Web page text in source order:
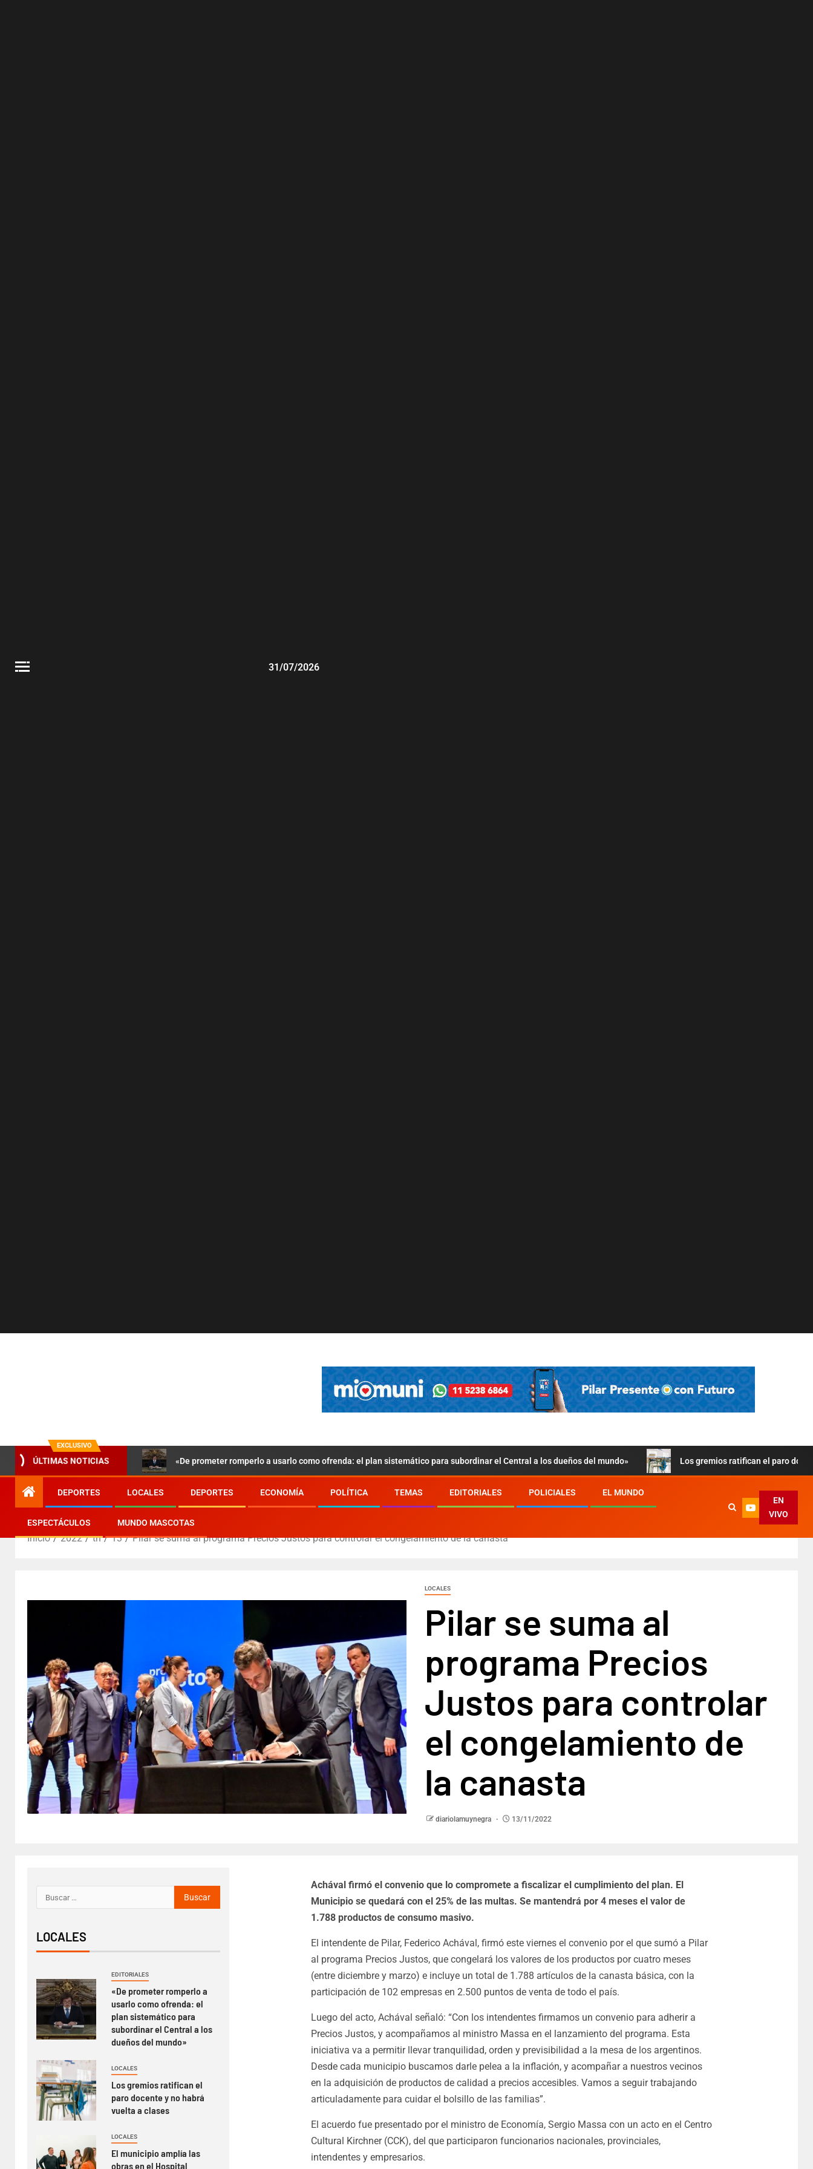
31/07/2026
EXCLUSIVO
ÚLTIMAS NOTICIAS «De prometer romperlo a usarlo como ofrenda: el plan sistemático para subordinar el Central a los dueños del mundo» Los gremios ratifican el paro
DEPORTES LOCALES DEPORTES ECONOMÍA POLÍTICA TEMAS EDITORIALES POLICIALES EL MUNDO
ESPECTÁCULOS MUNDO MASCOTAS
EN
VIVO
Inicio 2022 th 13 Pilar se suma al programa Precios Justos para controlar el congelamiento de la canasta
LOCALES
Pilar se suma al
programa Precios
Justos para controlar
el congelamiento de
la canasta
diariolamuynegra 13/11/2022
Achával firmó el convenio que lo compromete a fiscalizar el cumplimiento del plan. El
Municipio se quedará con el 25% de las multas. Se mantendrá por 4 meses el valor de
1.788 productos de consumo masivo.
El intendente de Pilar, Federico Achával, firmó este viernes el convenio por el que sumó a Pilar
al programa Precios Justos, que congelará los valores de los productos por cuatro meses
(entre diciembre y marzo) e incluye un total de 1.788 artículos de la canasta básica, con la
participación de 102 empresas en 2.500 puntos de venta de todo el país.
Luego del acto, Achával señaló: “Con los intendentes firmamos un convenio para adherir a
Precios Justos, y acompañamos al ministro Massa en el lanzamiento del programa. Esta
iniciativa va a permitir llevar tranquilidad, orden y previsibilidad a la mesa de los argentinos.
Desde cada municipio buscamos darle pelea a la inflación, y acompañar a nuestros vecinos
en la adquisición de productos de calidad a precios accesibles. Vamos a seguir trabajando
articuladamente para cuidar el bolsillo de las familias”.
El acuerdo fue presentado por el ministro de Economía, Sergio Massa con un acto en el Centro
Cultural Kirchner (CCK), del que participaron funcionarios nacionales, provinciales,
intendentes y empresarios.
LOCALES
EDITORIALES
«De prometer romperlo a
usarlo como ofrenda: el
plan sistemático para
subordinar el Central a los
dueños del mundo»
LOCALES
Los gremios ratifican el
paro docente y no habrá
vuelta a clases
LOCALES
El municipio amplía las
obras en el Hospital